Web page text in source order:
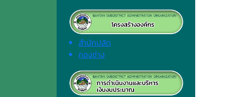
สำนักปลัด
กองช่าง